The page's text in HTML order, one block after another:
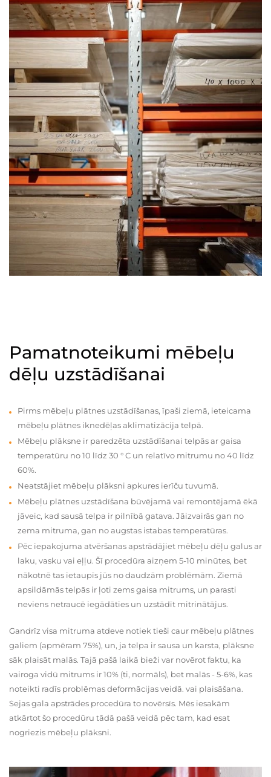
Pamatnoteikumi mēbeļu
dēļu uzstādīšanai
Pirms mēbeļu plātnes uzstādīšanas, īpaši ziemā, ieteicama
mēbeļu plātnes iknedēļas aklimatizācija telpā.
Mēbeļu plāksne ir paredzēta uzstādīšanai telpās ar gaisa
temperatūru no 10 līdz 30 ° C un relatīvo mitrumu no 40 līdz
60%.
Neatstājiet mēbeļu plāksni apkures ierīču tuvumā.
Mēbeļu plātnes uzstādīšana būvējamā vai remontējamā ēkā
jāveic, kad sausā telpa ir pilnībā gatava. Jāizvairās gan no
zema mitruma, gan no augstas istabas temperatūras.
Pēc iepakojuma atvēršanas apstrādājiet mēbeļu dēļu galus ar
laku, vasku vai eļļu. Šī procedūra aizņem 5-10 minūtes, bet
nākotnē tas ietaupīs jūs no daudzām problēmām. Ziemā
apsildāmās telpās ir ļoti zems gaisa mitrums, un parasti
neviens netraucē iegādāties un uzstādīt mitrinātājus.
Gandrīz visa mitruma atdeve notiek tieši caur mēbeļu plātnes
galiem (apmēram 75%), un, ja telpa ir sausa un karsta, plāksne
sāk plaisāt malās. Tajā pašā laikā bieži var novērot faktu, ka
vairoga vidū mitrums ir 10% (ti, normāls), bet malās - 5-6%, kas
noteikti radīs problēmas deformācijas veidā. vai plaisāšana.
Sejas gala apstrādes procedūra to novērsīs. Mēs iesakām
atkārtot šo procedūru tādā pašā veidā pēc tam, kad esat
nogriezis mēbeļu plāksni.